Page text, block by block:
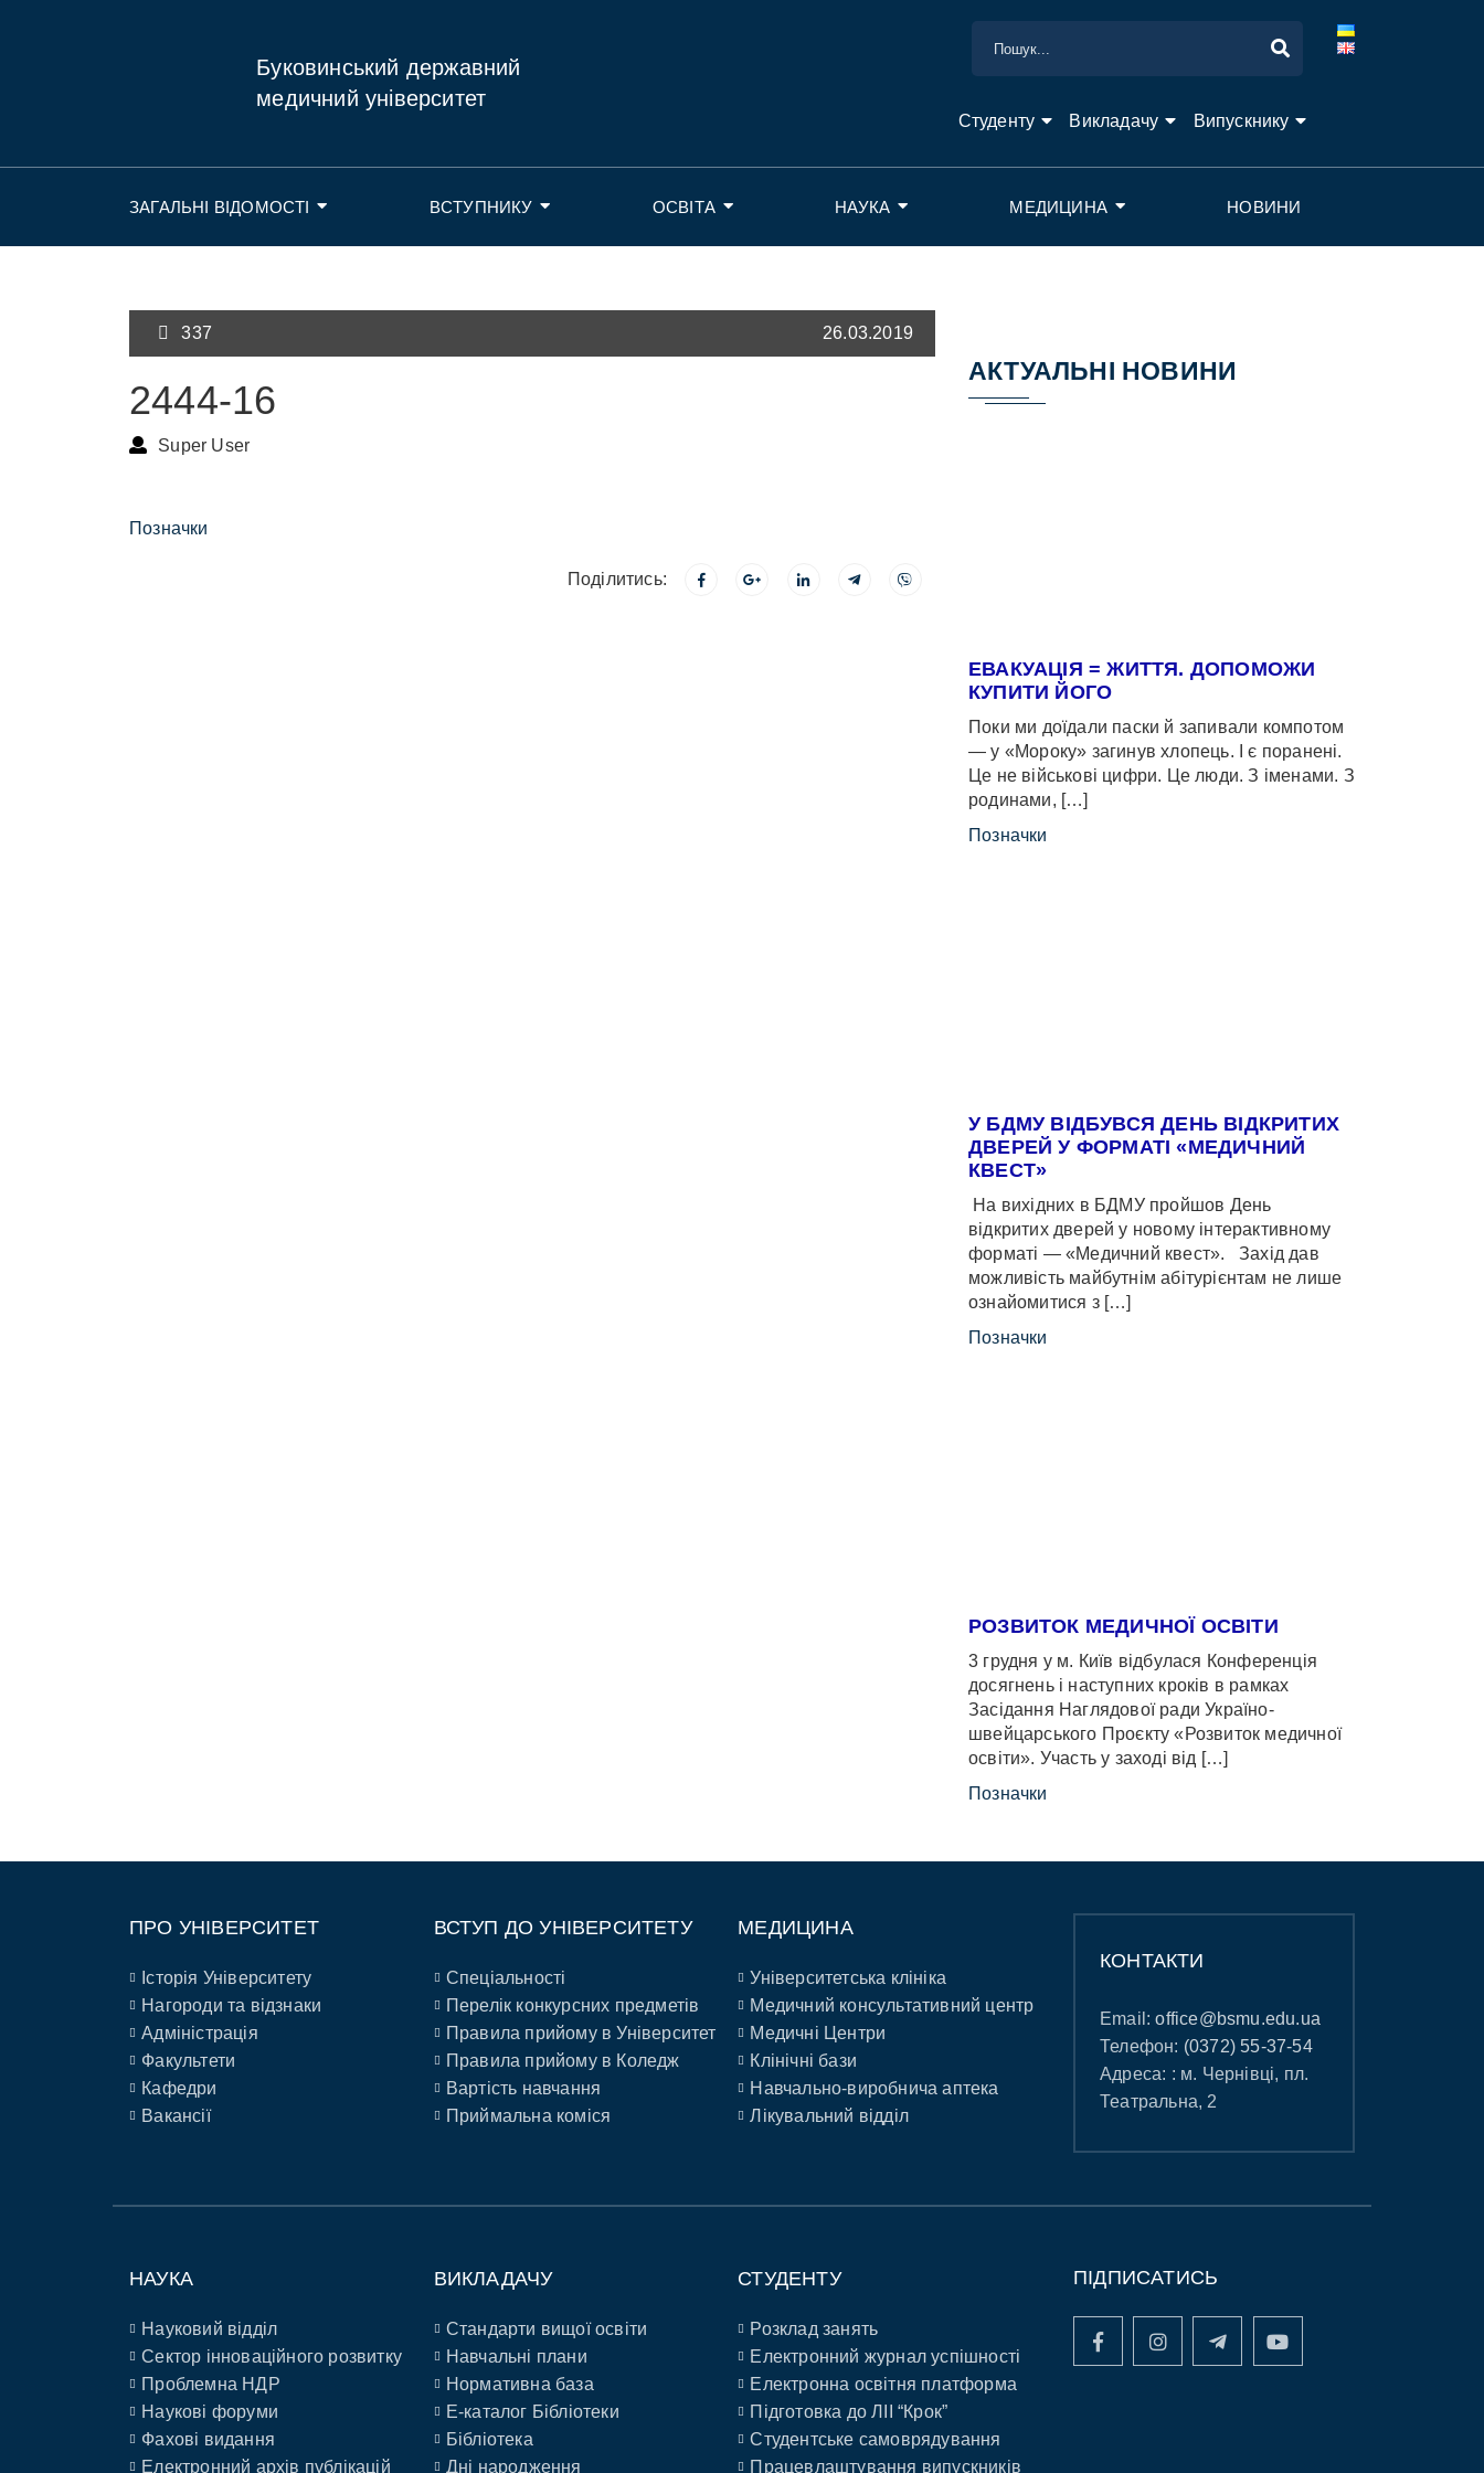
Буковинський державний
медичний університет
Студенту Викладачу Випускнику
ЗАГАЛЬНІ ВІДОМОСТІ ВСТУПНИКУ ОСВІТА НАУКА МЕДИЦИНА НОВИНИ
337 26.03.2019
2444-16
Super User
Позначки
Поділитись:
АКТУАЛЬНІ НОВИНИ
ЕВАКУАЦІЯ = ЖИТТЯ. ДОПОМОЖИ
КУПИТИ ЙОГО
Поки ми доїдали паски й запивали компотом
— у «Мороку» загинув хлопець. І є поранені.
Це не військові цифри. Це люди. З іменами. З
родинами, […]
Позначки
У БДМУ ВІДБУВСЯ ДЕНЬ ВІДКРИТИХ
ДВЕРЕЙ У ФОРМАТІ «МЕДИЧНИЙ
КВЕСТ»
На вихідних в БДМУ пройшов День
відкритих дверей у новому інтерактивному
форматі — «Медичний квест». Захід дав
можливість майбутнім абітурієнтам не лише
ознайомитися з […]
Позначки
РОЗВИТОК МЕДИЧНОЇ ОСВІТИ
3 грудня у м. Київ відбулася Конференція
досягнень і наступних кроків в рамках
Засідання Наглядової ради Україно-
швейцарського Проєкту «Розвиток медичної
освіти». Участь у заході від […]
Позначки
ПРО УНІВЕРСИТЕТ
Історія Університету
Нагороди та відзнаки
Адміністрація
Факультети
Кафедри
Вакансії
ВСТУП ДО УНІВЕРСИТЕТУ
Спеціальності
Перелік конкурсних предметів
Правила прийому в Університет
Правила прийому в Коледж
Вартість навчання
Приймальна коміся
МЕДИЦИНА
Університетська клініка
Медичний консультативний центр
Медичні Центри
Клінічні бази
Навчально-виробнича аптека
Лікувальний відділ
КОНТАКТИ
Email:office@bsmu.edu.ua
Телефон: (0372) 55-37-54
Адреса: : м. Чернівці, пл.
Театральна, 2
НАУКА
Науковий відділ
Сектор інноваційного розвитку
Проблемна НДР
Наукові форуми
Фахові видання
Електронний архів публікацій
ВИКЛАДАЧУ
Стандарти вищої освіти
Навчальні плани
Нормативна база
E-каталог Бібліотеки
Бібліотека
Дні народження
СТУДЕНТУ
Розклад занять
Електронний журнал успішності
Електронна освітня платформа
Підготовка до ЛІІ “Крок”
Студентське самоврядування
Працевлаштування випускників
ПІДПИСАТИСЬ